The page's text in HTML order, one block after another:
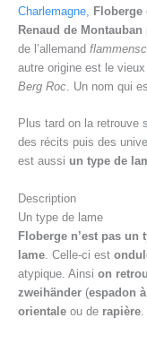
Charlemagne,
Floberge
Renaud de Montauban
de l’allemand
autre origine est le
Berg Roc . Un nom qui
Plus tard on la retrouve
des récits puis des
est aussi un type de
Description
Un type de lame
Floberge n’est pas un
lame . Celle-ci est
atypique. Ainsi on
zweihänder (espadon
orientale ou de rapière